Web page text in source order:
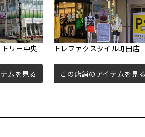
リー中央
ムを見る
トレファクスタイル町田店
この店舗のアイテムを見る